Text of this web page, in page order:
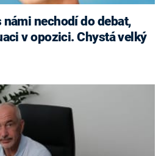
nechodí do debat,
v opozici. Chystá velký